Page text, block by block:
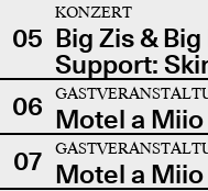
05
KONZERT
Big Zis &
Support:
06 Motel a
07 Motel a